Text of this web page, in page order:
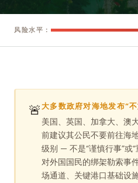
风险水平：
🚨大多数政府对海地发布“
美国、英国、加拿大、澳
前建议其公民不要前往海
级别 — 不是“谨慎行事”或“
对外国国民的绑架勒索事
场通道、关键港口基础设